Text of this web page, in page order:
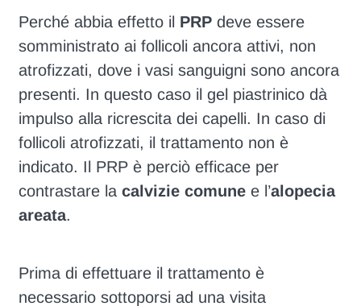
Perché abbia effetto il PRP deve essere
somministrato ai follicoli ancora attivi, non
atrofizzati, dove i vasi sanguigni sono ancora
presenti. In questo caso il gel piastrinico dà
impulso alla ricrescita dei capelli. In caso di
follicoli atrofizzati, il trattamento non è
indicato. Il PRP è perciò efficace per
contrastare lacalvizie comune e l’alopecia
areata.
Prima di effettuare il trattamento è
necessario sottoporsi ad una visita